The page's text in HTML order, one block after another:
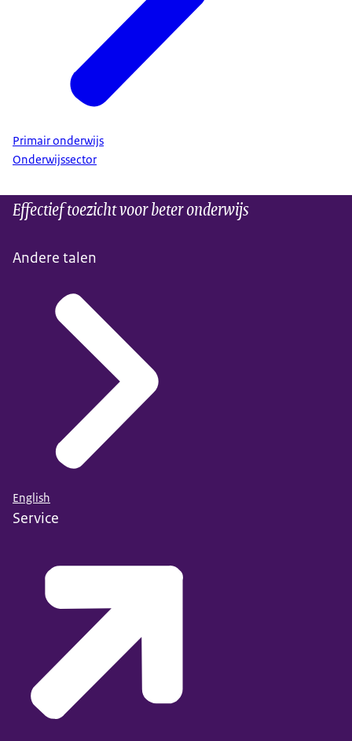
Primair onderwijs
Onderwijssector
Effectief toezicht voor beter onderwijs
Andere talen
English
Service